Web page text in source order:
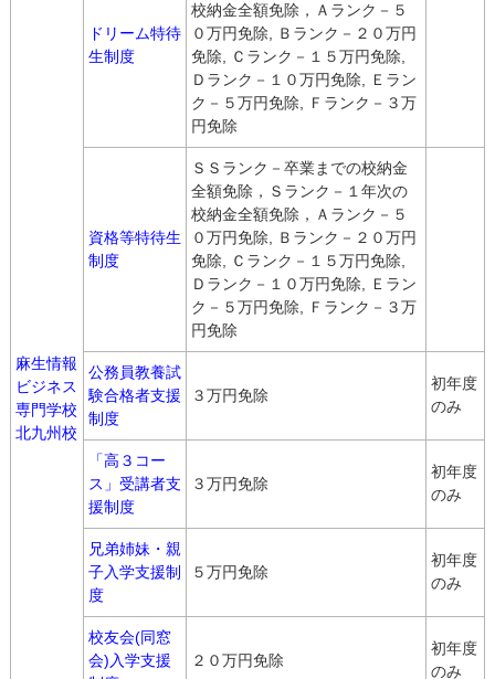
麻生情報
ビジネス
専門学校
北九州校
ドリーム特待
生制度
校納金全額免除，Ａランク－５
０万円免除, Ｂランク－２０万円
免除, Ｃランク－１５万円免除,
Ｄランク－１０万円免除, Ｅラン
ク－５万円免除, Ｆランク－３万
円免除
資格等特待生
制度
ＳＳランク－卒業までの校納金
全額免除，Ｓランク－１年次の
校納金全額免除，Ａランク－５
０万円免除, Ｂランク－２０万円
免除, Ｃランク－１５万円免除,
Ｄランク－１０万円免除, Ｅラン
ク－５万円免除, Ｆランク－３万
円免除
公務員教養試
験合格者支援
制度
３万円免除
初年度
のみ
「高３コー
ス」受講者支
援制度
３万円免除
初年度
のみ
兄弟姉妹・親
子入学支援制
度
５万円免除
初年度
のみ
校友会(同窓
会)入学支援
２０万円免除
初年度
のみ